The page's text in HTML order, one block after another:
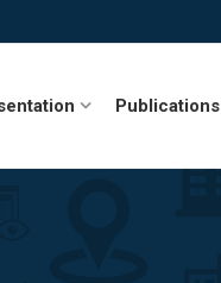
Publications